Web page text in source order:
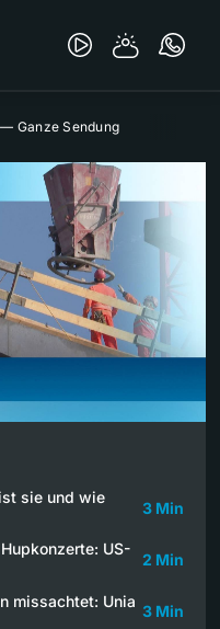
Ganze Sendung
sie und wie
3 Min
US-
2 Min
missachtet: Unia
3 Min